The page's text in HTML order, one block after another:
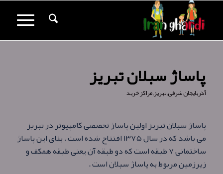
پاساژ سبلان تبریز
آذربایجان شرقی,تبریز,مراکز خرید
پاساژ سبلان تبریز اولین پاساژ تحصصی کامپیوتر در تبریز
می باشد که در سال ۱۳۷۵ افتتاح شده است . بنای این پاساژ
ساختمانی ۷ طبقه است که دو طبقه آن یعنی طبقه همکف و
زیرزمین مربوط به پاساژ سبلان است .